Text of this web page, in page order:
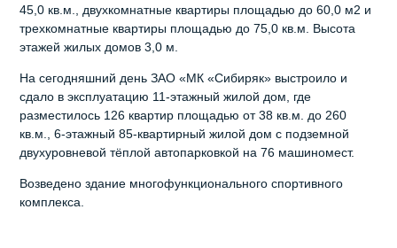
45,0 кв.м., двухкомнатные квартиры площадью до 60,0 м2 и
трехкомнатные квартиры площадью до 75,0 кв.м. Высота
этажей жилых домов 3,0 м.
На сегодняшний день ЗАО «МК «Сибиряк» выстроило и
сдало в эксплуатацию 11-этажный жилой дом, где
разместилось 126 квартир площадью от 38 кв.м. до 260
кв.м., 6-этажный 85-квартирный жилой дом с подземной
двухуровневой тёплой автопарковкой на 76 машиномест.
Возведено здание многофункционального спортивного
комплекса.